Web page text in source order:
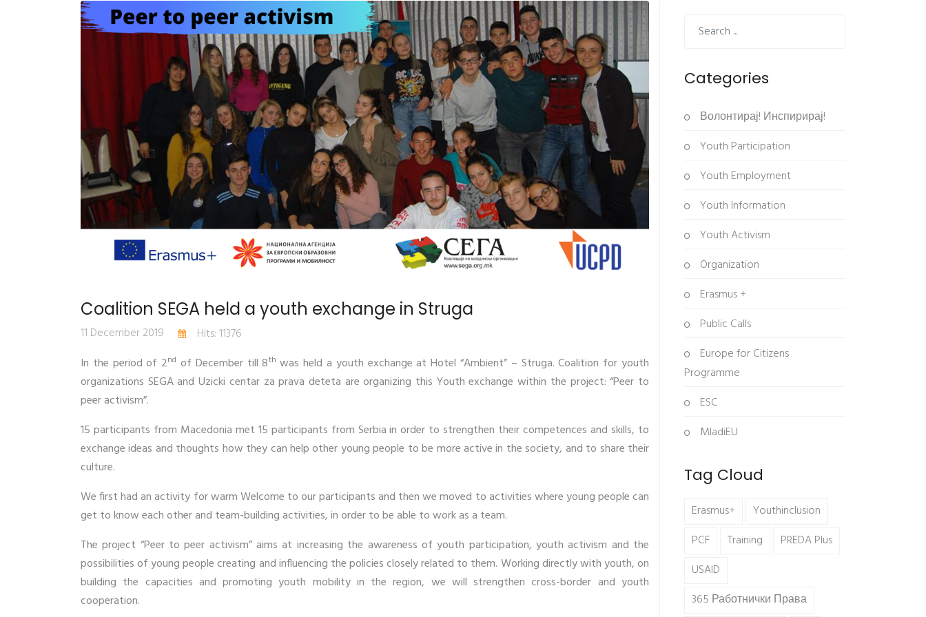
Coalition SEGA held a youth exchange in Struga
11 December 2019
Hits: 11376
In the period of 2nd of December till 8th was held a youth exchange at Hotel “Ambient” – Struga. Coalition for youth
organizations SEGA and Uzicki centar za prava deteta are organizing this Youth exchange within the project: “Peer to
peer activism”.
15 participants from Macedonia met 15 participants from Serbia in order to strengthen their competences and skills, to
exchange ideas and thoughts how they can help other young people to be more active in the society, and to share their
culture.
We first had an activity for warm Welcome to our participants and then we moved to activities where young people can
get to know each other and team-building activities, in order to be able to work as a team.
The project “Peer to peer activism” aims at increasing the awareness of youth participation, youth activism and the
possibilities of young people creating and influencing the policies closely related to them. Working directly with youth, on
building the capacities and promoting youth mobility in the region, we will strengthen cross-border and youth
cooperation.
Categories
Волонтирај! Инспирирај!
Youth Participation
Youth Employment
Youth Information
Youth Activism
Organization
Erasmus +
Public Calls
Europe for Citizens
Programme
ESC
MladiEU
Tag Cloud
Erasmus+
Youthinclusion
PCF
Training
PREDA Plus
USAID
365 Работнички Права